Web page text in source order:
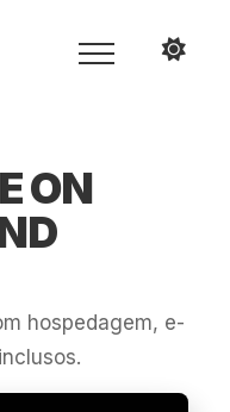
ON
hospedagem, e-